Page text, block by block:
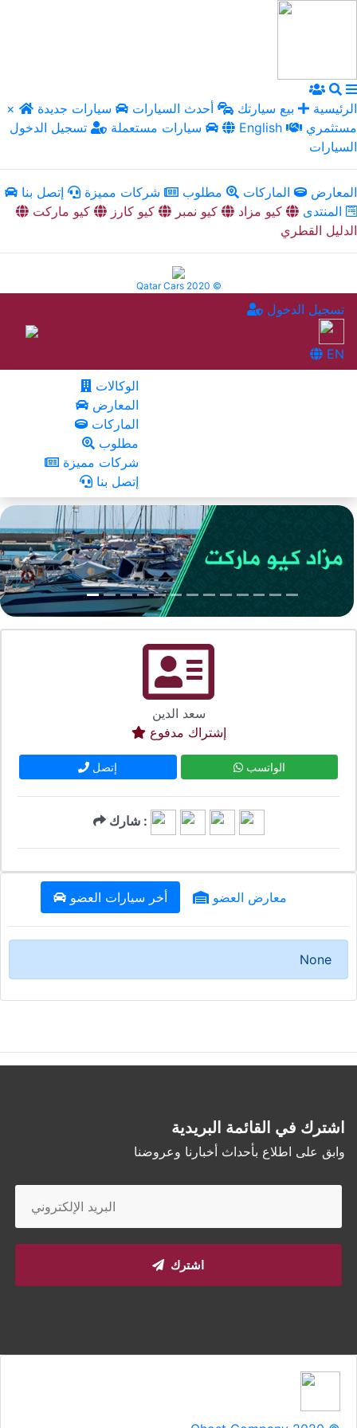
× الرئيسية بيع سيارتك أحدث السيارات
سيارات جديدة
سيارات مستعملة
تسجيل الدخول English
السيارات
المعارض الماركات مطلوب شركات مميزة
إتصل بنا
المنتدى
كيو مزاد كيو نمبر كيو كارز
كيو ماركت
الدليل القطري
Qatar Cars 2020 ©
تسجيل الدخول
EN
الوكالات
المعارض
الماركات
مطلوب
شركات مميزة
إتصل بنا
سعد الدين
إشتراك مدفوع
إتصل الواتسب
شارك :
أخر سيارات العضو معارض العضو
None
اشترك في القائمة البريدية
وابق على اطلاع بأحداث أخبارنا وعروضنا
اشترك